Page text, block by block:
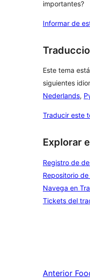
importantes?
Informar de
Este tema
siguientes
Nederlands,
Traducir este
Explorar
Registro de
Repositorio
Navega en
Tickets del
Anterior